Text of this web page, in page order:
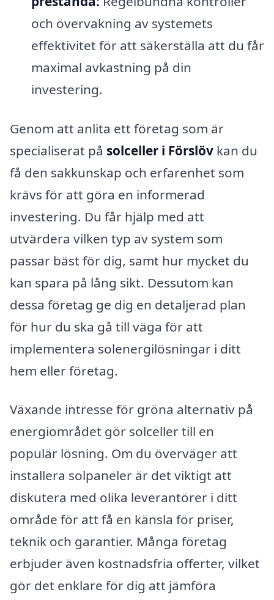
och övervakning av systemets
effektivitet för att säkerställa att du får
maximal avkastning på din
investering.
Genom att anlita ett företag som är
specialiserat på solceller i Förslöv kan du
få den sakkunskap och erfarenhet som
krävs för att göra en informerad
investering. Du får hjälp med att
utvärdera vilken typ av system som
passar bäst för dig, samt hur mycket du
kan spara på lång sikt. Dessutom kan
dessa företag ge dig en detaljerad plan
för hur du ska gå till väga för att
implementera solenergilösningar i ditt
hem eller företag.
Växande intresse för gröna alternativ på
energiområdet gör solceller till en
populär lösning. Om du överväger att
installera solpaneler är det viktigt att
diskutera med olika leverantörer i ditt
område för att få en känsla för priser,
teknik och garantier. Många företag
erbjuder även kostnadsfria offerter, vilket
gör det enklare för dig att jämföra